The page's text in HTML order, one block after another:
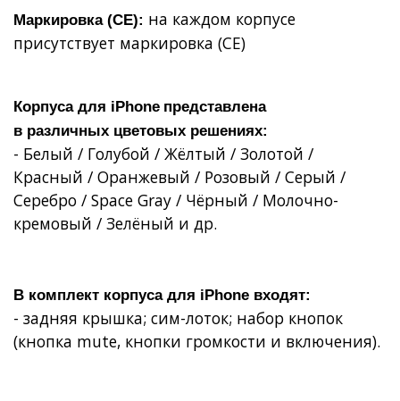
Маркировка (СЕ): на каждом корпусе
присутствует маркировка (СЕ)
Корпуса для iPhone представлена
в различных цветовых решениях:
- Белый / Голубой / Жёлтый / Золотой /
Красный / Оранжевый / Розовый / Серый /
Серебро / Space Gray / Чёрный / Молочно-
кремовый / Зелёный и др.
В комплект корпуса для iPhone входят:
- задняя крышка; сим-лоток; набор кнопок
(кнопка mute, кнопки громкости и включения).